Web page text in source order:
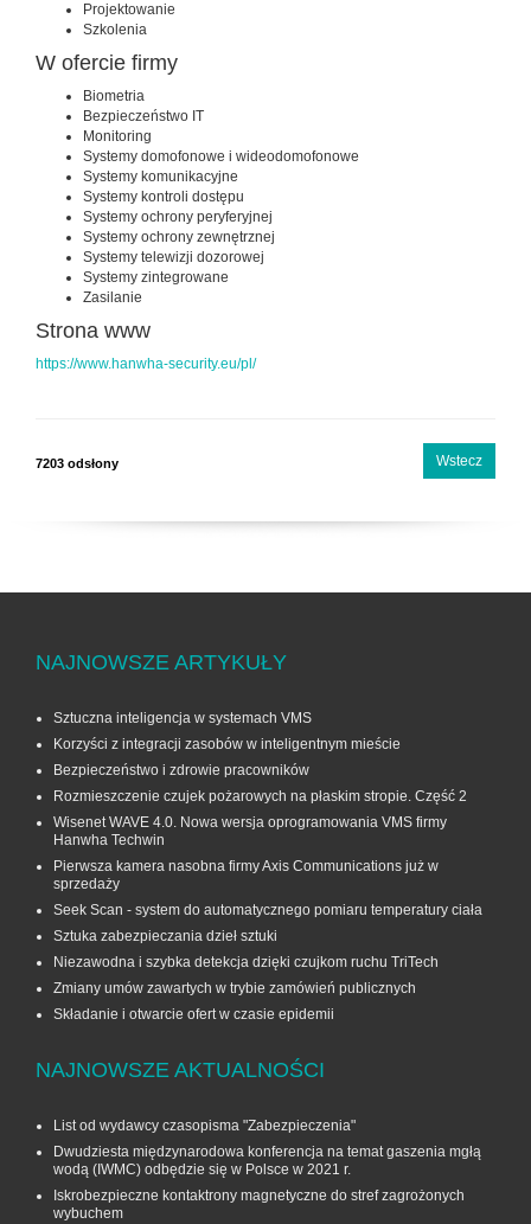
Projektowanie
Szkolenia
W ofercie firmy
Biometria
Bezpieczeństwo IT
Monitoring
Systemy domofonowe i wideodomofonowe
Systemy komunikacyjne
Systemy kontroli dostępu
Systemy ochrony peryferyjnej
Systemy ochrony zewnętrznej
Systemy telewizji dozorowej
Systemy zintegrowane
Zasilanie
Strona www
https://www.hanwha-security.eu/pl/
Wstecz
7203 odsłony
NAJNOWSZE ARTYKUŁY
Sztuczna inteligencja w systemach VMS
Korzyści z integracji zasobów w inteligentnym mieście
Bezpieczeństwo i zdrowie pracowników
Rozmieszczenie czujek pożarowych na płaskim stropie. Część 2
Wisenet WAVE 4.0. Nowa wersja oprogramowania VMS firmy
Hanwha Techwin
Pierwsza kamera nasobna firmy Axis Communications już w
sprzedaży
Seek Scan - system do automatycznego pomiaru temperatury ciała
Sztuka zabezpieczania dzieł sztuki
Niezawodna i szybka detekcja dzięki czujkom ruchu TriTech
Zmiany umów zawartych w trybie zamówień publicznych
Składanie i otwarcie ofert w czasie epidemii
NAJNOWSZE AKTUALNOŚCI
List od wydawcy czasopisma "Zabezpieczenia"
Dwudziesta międzynarodowa konferencja na temat gaszenia mgłą
wodą (IWMC) odbędzie się w Polsce w 2021 r.
Iskrobezpieczne kontaktrony magnetyczne do stref zagrożonych
wybuchem